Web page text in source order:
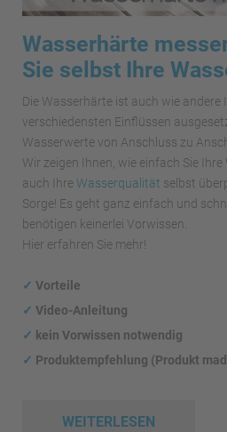
Wasserhärte
Sie selbst Ihre
Die Wasserhärte ist auch wie
verschiedensten Einflüssen
Wasserwerte von Anschluss zu
Wir zeigen Ihnen, wie einfach Sie
auch IhreWasserqualität selbst
Sorge! Es geht ganz einfach und
benötigen keinerlei Vorwissen.
Hier erfahren Sie mehr!
✓ Vorteile
✓ Video-Anleitung
✓ kein Vorwissen notwendig
✓ Produktempfehlung (Produkt
WEITERLESEN